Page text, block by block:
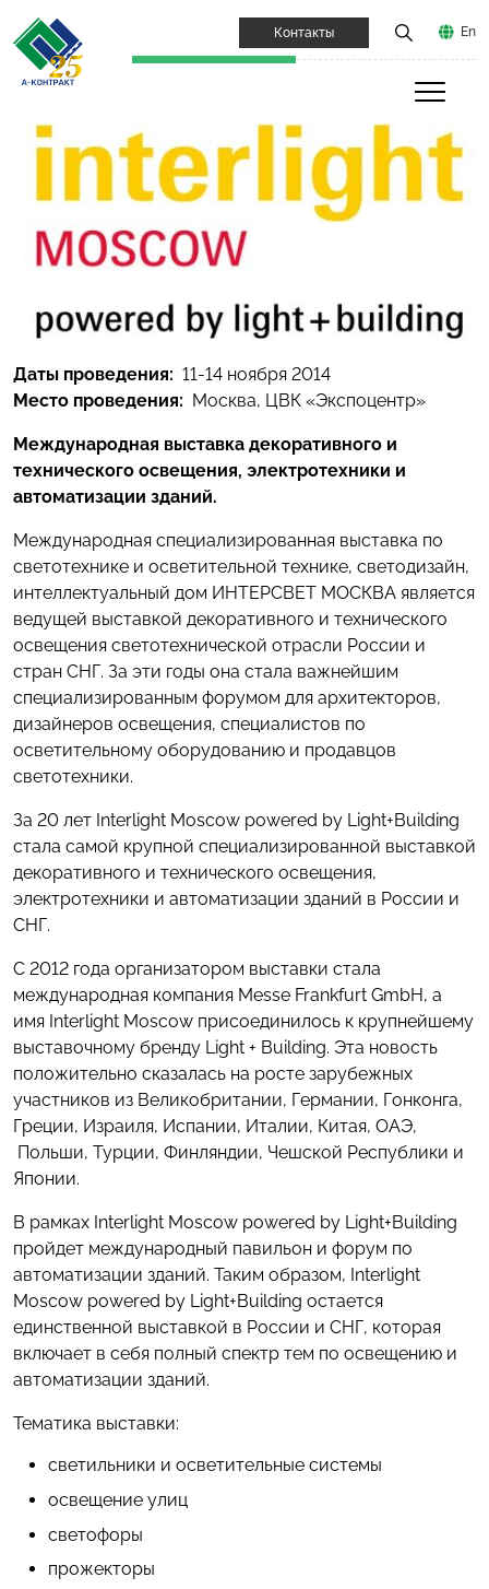
Контакты En
Даты проведения: 11-14 ноября 2014
Место проведения: Москва, ЦВК «Экспоцентр»
Международная выставка декоративного и
технического освещения, электротехники и
автоматизации зданий.
Международная специализированная выставка по
светотехнике и осветительной технике, светодизайн,
интеллектуальный дом ИНТЕРСВЕТ МОСКВА является
ведущей выставкой декоративного и технического
освещения светотехнической отрасли России и
стран СНГ. За эти годы она стала важнейшим
специализированным форумом для архитекторов,
дизайнеров освещения, специалистов по
осветительному оборудованию и продавцов
светотехники.
За 20 лет Interlight Moscow powered by Light+Building
стала самой крупной специализированной выставкой
декоративного и технического освещения,
электротехники и автоматизации зданий в России и
СНГ.
С 2012 года организатором выставки стала
международная компания Messe Frankfurt GmbH, а
имя Interlight Moscow присоединилось к крупнейшему
выставочному бренду Light + Building. Эта новость
положительно сказалась на росте зарубежных
участников из Великобритании, Германии, Гонконга,
Греции, Израиля, Испании, Италии, Китая, ОАЭ,
Польши, Турции, Финляндии, Чешской Республики и
Японии.
В рамках Interlight Moscow powered by Light+Building
пройдет международный павильон и форум по
автоматизации зданий. Таким образом, Interlight
Moscow powered by Light+Building остается
единственной выставкой в России и СНГ, которая
включает в себя полный спектр тем по освещению и
автоматизации зданий.
Тематика выставки:
светильники и осветительные системы
освещение улиц
светофоры
прожекторы